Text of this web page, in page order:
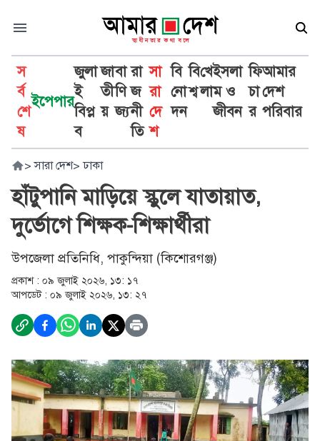
স
র্ব
শে
ষ
ইপেপার
জুলা
ই
বিপ্ল
ব
জা
তী
য়
বা
ণি
জ্য
রা
জ
নী
তি
সা
রা
দে
শ
বি
নো
দন
বি
শ্ব
খে
লা
ইসলা
ম ও
জীবন
ফি
চা
র
আমার
দেশ
পরিবার
> সারা দেশ> ঢাকা
হাঁটুপানি মাড়িয়ে স্কুলে যাতায়াত,
দুর্ভোগে শিক্ষক-শিক্ষার্থীরা
উপজেলা প্রতিনিধি, পাকুন্দিয়া (কিশোরগঞ্জ)
প্রকাশ : ০৯ জুলাই ২০২৬, ১৩: ১৭
আপডেট : ০৯ জুলাই ২০২৬, ১৩: ২৭